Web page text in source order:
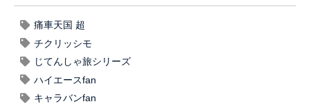
痛車天国 超
チクリッシモ
じてんしゃ旅シリーズ
ハイエースfan
キャラバンfan